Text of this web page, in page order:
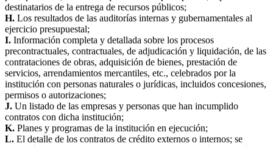
destinatarios de la entrega de recursos públicos;
H. Los resultados de las auditorías internas y gubernamentales al
ejercicio presupuestal;
I. Información completa y detallada sobre los procesos
precontractuales, contractuales, de adjudicación y liquidación, de las
contrataciones de obras, adquisición de bienes, prestación de
servicios, arrendamientos mercantiles, etc., celebrados por la
institución con personas naturales o jurídicas, incluidos concesiones,
permisos o autorizaciones;
J. Un listado de las empresas y personas que han incumplido
contratos con dicha institución;
K. Planes y programas de la institución en ejecución;
L. El detalle de los contratos de crédito externos o internos; se